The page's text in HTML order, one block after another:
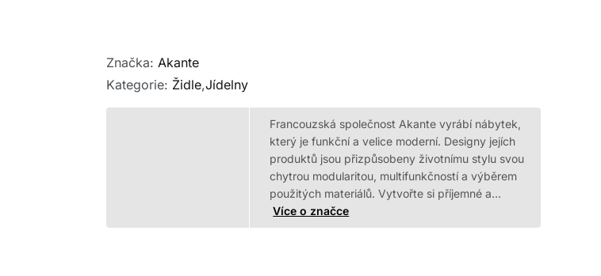
Značka: Akante
Kategorie: Židle,Jídelny
Francouzská společnost Akante vyrábí nábytek,
který je funkční a velice moderní. Designy jejích
produktů jsou přizpůsobeny životnímu stylu svou
chytrou modularitou, multifunkčností a výběrem
použitých materiálů. Vytvořte si příjemné a…
Více o značce